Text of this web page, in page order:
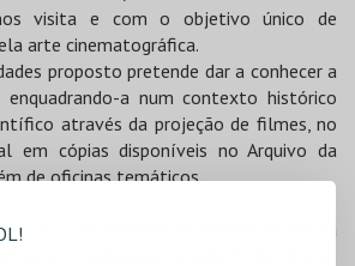
visita e com o objetivo único de
arte cinematográfica.
proposto pretende dar a conhecer a
enquadrando-a num contexto histórico
através da projeção de filmes, no
em cópias disponíveis no Arquivo da
de oficinas temáticos.
2023 as sessões de cinema da rubrica